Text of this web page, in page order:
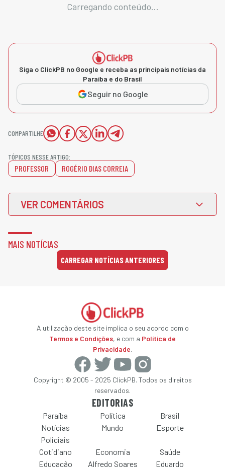
Carregando conteúdo...
Siga o ClickPB no Google e receba as principais notícias da
Paraíba e do Brasil
Seguir no Google
COMPARTILHE
TÓPICOS NESSE ARTIGO:
PROFESSOR ROGÉRIO DIAS CORREIA
VER COMENTÁRIOS
MAIS NOTÍCIAS
CARREGAR NOTÍCIAS ANTERIORES
A utilização deste site implica o seu acordo com o
Termos e Condições, e com a Política de
Privacidade.
Copyright © 2005 - 2025 ClickPB. Todos os direitos
reservados.
EDITORIAS
Paraíba Política
Brasil
Notícias
Policiais
Mundo Esporte
Cotidiano Economia
Saúde
Educação
Alfredo Soares Eduardo